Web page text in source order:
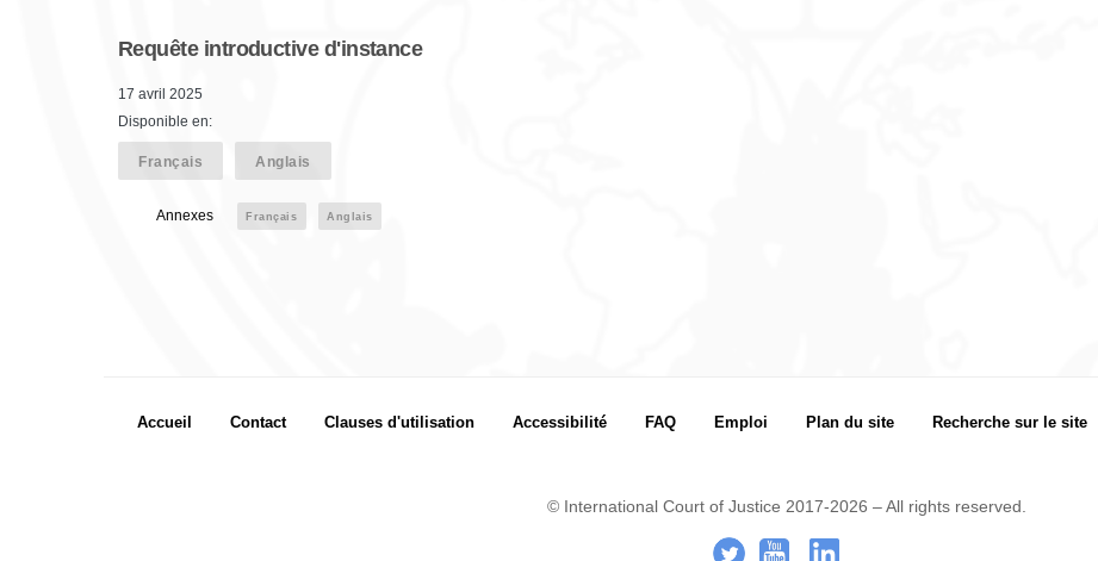
Requête introductive d'instance
17 avril 2025
Disponible en:
Français Anglais
Annexes Français Anglais
Footer menu
Accueil Contact Clauses d'utilisation Accessibilité FAQ Emploi Plan du site Recherche sur le site
© International Court of Justice 2017-2026 – All rights reserved.
. - ..